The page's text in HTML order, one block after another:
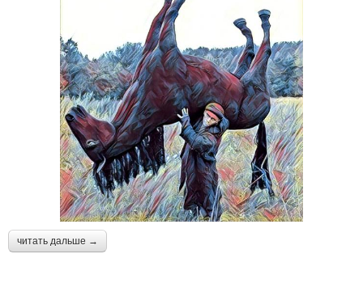
читать дальше →